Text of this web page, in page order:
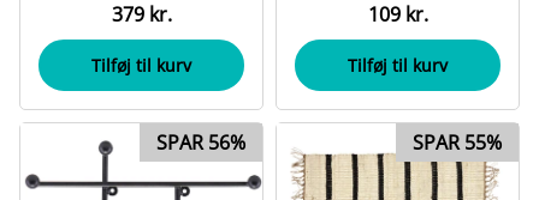
379 kr.
Tilføj til kurv
109 kr.
Tilføj til kurv
SPAR 56% SPAR 55%